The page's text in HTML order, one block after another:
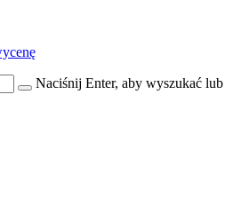
Naciśnij Enter, aby wyszukać lub